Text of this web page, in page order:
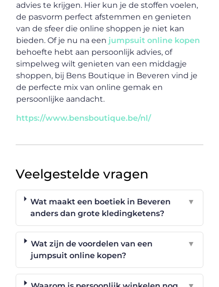
advies te krijgen. Hier kun je de stoffen voelen,
de pasvorm perfect afstemmen en genieten
van de sfeer die online shoppen je niet kan
bieden. Of je nu na een jumpsuit online kopen
behoefte hebt aan persoonlijk advies, of
simpelweg wilt genieten van een middagje
shoppen, bij Bens Boutique in Beveren vind je
de perfecte mix van online gemak en
persoonlijke aandacht.
https://www.bensboutique.be/nl/
Veelgestelde vragen
Wat maakt een boetiek in Beveren
anders dan grote kledingketens?
▼
Wat zijn de voordelen van een
jumpsuit online kopen?
▼